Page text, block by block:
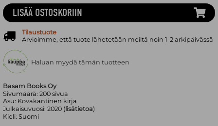
Basam Books Oy
Sivumäärä:200 sivua
Asu: Kovakantinen kirja
Julkaisuvuosi:2020 ( lisätietoa)
Kieli:Suomi
LISÄÄ OSTOSKORIIN
Tilaustuote
Arvioimme, että tuote lähetetään meiltä noin 1-2 arkipäivässä
Haluan myydä tämän tuotteen